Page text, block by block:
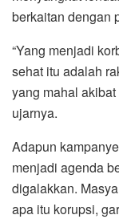
berkaitan dengan
“Yang menjadi
sehat itu adalah
yang mahal
ujarnya.
Adapun
menjadi agenda
digalakkan.
apa itu korupsi,